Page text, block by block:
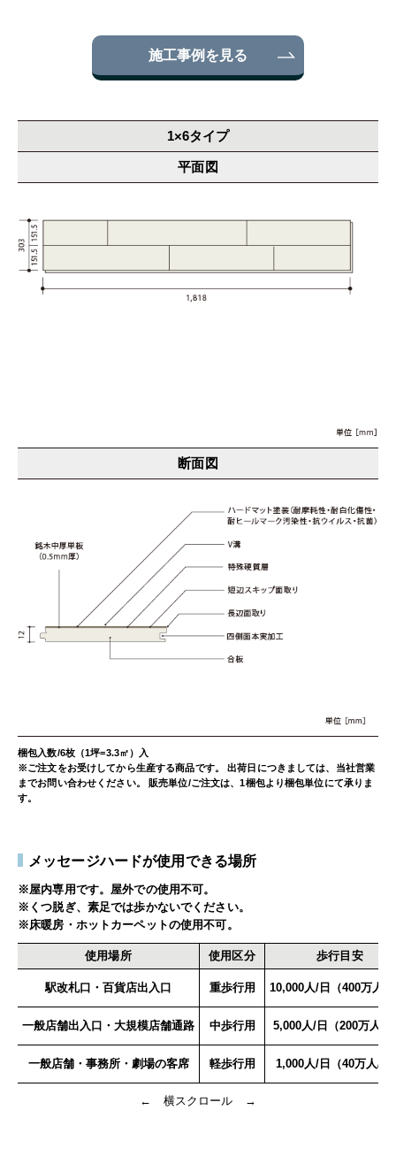
施工事例を見る
1×6タイプ
平面図
断面図
梱包入数/6枚（1坪=3.3㎡）入
※ご注文をお受けしてから生産する商品です。 出荷日につきましては、当社営業
までお問い合わせください。 販売単位/ご注文は、1梱包より梱包単位にて承りま
す。
メッセージハードが使用できる場所
※屋内専用です。屋外での使用不可。
※くつ脱ぎ、素足では歩かないでください。
※床暖房・ホットカーペットの使用不可。
使用場所 使用区分 歩行目安
駅改札口・百貨店出入口 重歩行用 10,000人/日（400万人/
一般店舗出入口・大規模店舗通路 中歩行用 5,000人/日（200万人/
一般店舗・事務所・劇場の客席 軽歩行用 1,000人/日（40万人/年
← 横スクロール →